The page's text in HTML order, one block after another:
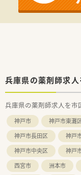
【求人情報につ
■雇用形態は正
■日曜日と祝
年間休日は
【勤務実態につ
メリハリをつ
■年2回の長期
ど、メリハリ
境です。
■産前産後休暇
子育て応援の
す。
兵庫県の薬剤師求
兵庫県の薬剤師求人を市
神戸市 神戸市東灘
神戸市長田区
神戸
神戸市中央区
神戸
西宮市
洲本市